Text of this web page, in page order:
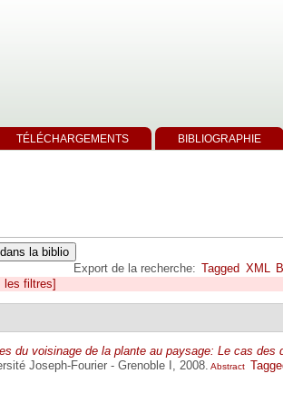
TÉLÉCHARGEMENTS BIBLIOGRAPHIE
Export de la recherche: Tagged XML
les filtres]
du voisinage de la plante au paysage: Le cas des
Joseph-Fourier - Grenoble I, 2008. Abstract